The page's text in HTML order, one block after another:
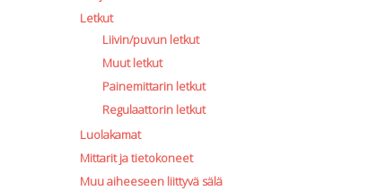
Letkut
Liivin/puvun letkut
Muut letkut
Painemittarin letkut
Regulaattorin letkut
Luolakamat
Mittarit ja tietokoneet
Muu aiheeseen liittyvä sälä